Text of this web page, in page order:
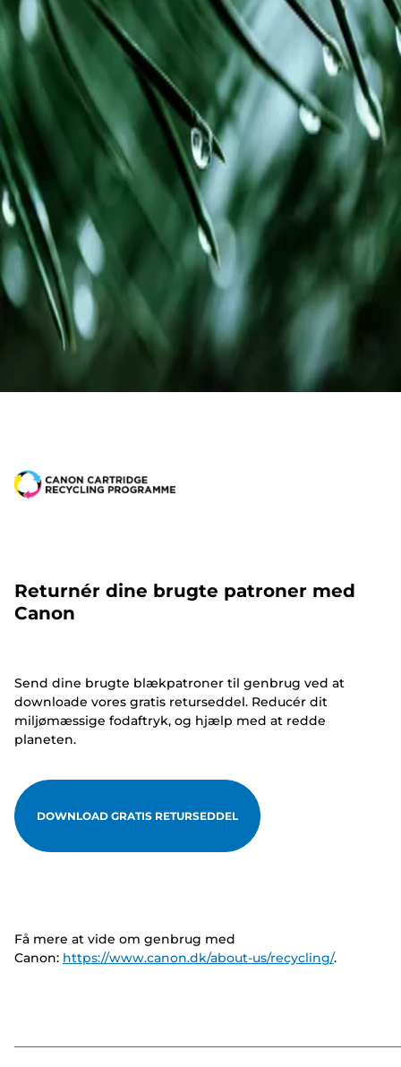
Returnér dine brugte patroner med
Canon
Send dine brugte blækpatroner til genbrug ved at
downloade vores gratis returseddel. Reducér dit
miljømæssige fodaftryk, og hjælp med at redde
planeten.
DOWNLOAD GRATIS RETURSEDDEL
Få mere at vide om genbrug med
Canon: https://www.canon.dk/about-us/recycling/.